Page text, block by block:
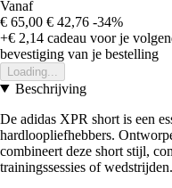
Vanaf
€ 65,00 € 42,76 -34%
+€ 2,14 cadeau voor je
bevestiging van je bestelling
Loading...
Beschrijving
De adidas XPR short is een
hardloopliefhebbers.
combineert deze short stijl,
trainingssessies of wedstrijden.